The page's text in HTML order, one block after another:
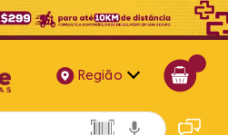
Região
Alagoas